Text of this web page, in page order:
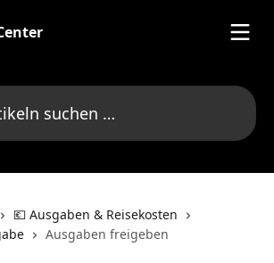
…
💶 Ausgaben & Reisekosten
Ausgaben freigeben